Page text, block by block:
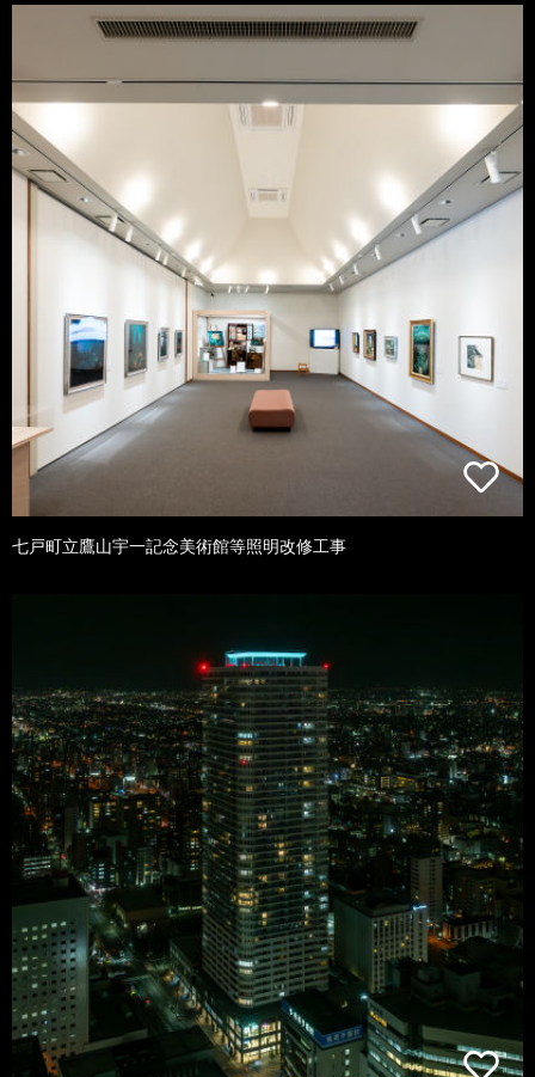
七戸町立鷹山宇一記念美術館等照明改修工事